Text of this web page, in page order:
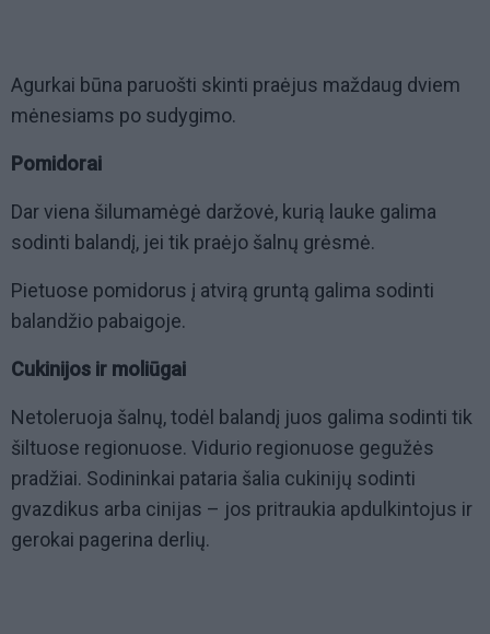
Agurkai būna paruošti skinti praėjus maždaug dviem
mėnesiams po sudygimo.
Pomidorai
Dar viena šilumamėgė daržovė, kurią lauke galima
sodinti balandį, jei tik praėjo šalnų grėsmė.
Pietuose pomidorus į atvirą gruntą galima sodinti
balandžio pabaigoje.
Cukinijos ir moliūgai
Netoleruoja šalnų, todėl balandį juos galima sodinti tik
šiltuose regionuose. Vidurio regionuose gegužės
pradžiai. Sodininkai pataria šalia cukinijų sodinti
gvazdikus arba cinijas – jos pritraukia apdulkintojus ir
gerokai pagerina derlių.